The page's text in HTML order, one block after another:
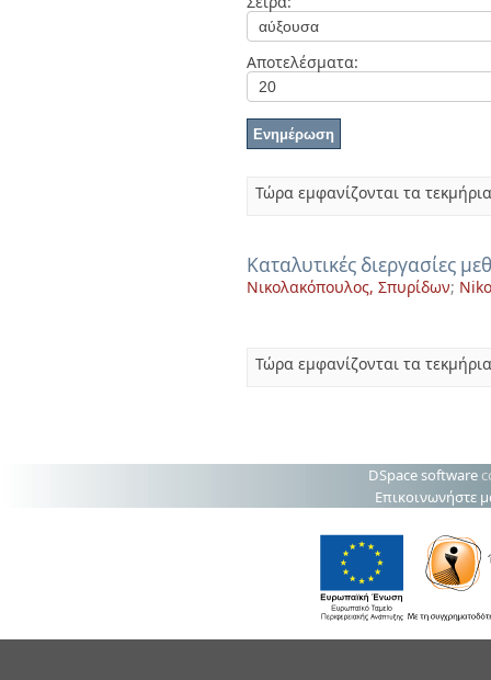
Αποτελέσματα:
Τώρα εμφανίζονται τα
Καταλυτικές διεργασίες
Νικολακόπουλος, Σπυρίδων;
Τώρα εμφανίζονται τα
DSpace software
Επικοινωνήστε